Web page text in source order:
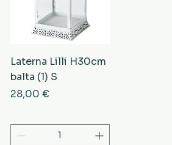
Laterna Lilli H30cm
balta (1) S
Cena
28,00 €